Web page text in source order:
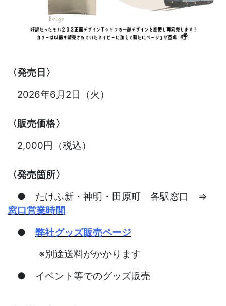
〈発売日〉
2026年6月2日（火）
〈販売価格〉
2,000円（税込）
〈発売箇所〉
● たけふ新・神明・田原町 各駅窓口 ⇒
窓口営業時間
● 弊社グッズ販売ページ
※別途送料がかかります
● イベント等でのグッズ販売